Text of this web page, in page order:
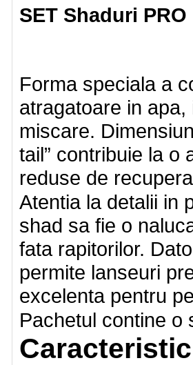
SET Shaduri
Forma speciala a
atragatoare in
miscare.
tail” contribuie la o
reduse de
Atentia la detalii in
shad sa fie o
fata rapitorilor.
permite lanseuri
excelenta pentru
Pachetul contine o